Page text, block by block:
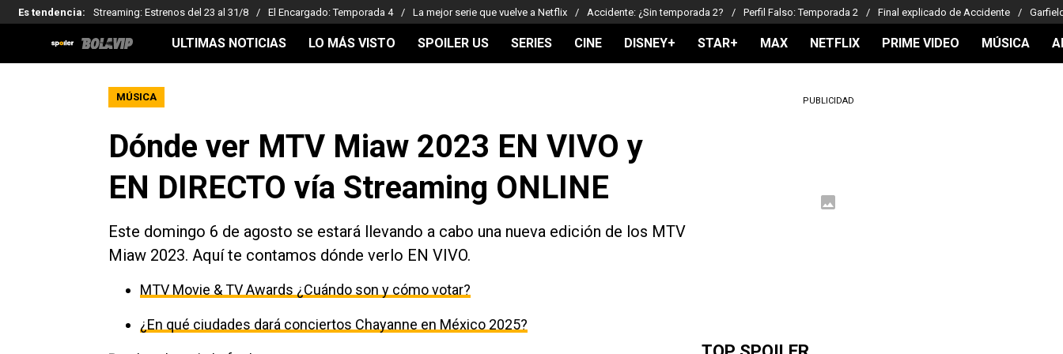
Es tendencia: Streaming: Estrenos del 23 al 31/8 El Encargado: Temporada 4 La mejor serie que vuelve a Netflix Accidente: ¿Sin temporada 2? Perfil Falso: Temporada 2 Final explicado de Accidente
ULTIMAS NOTICIAS LO MÁS VISTO SPOILER US SERIES CINE DISNEY+ STAR+ MAX NETFLIX PRIME VIDEO MÚSICA
MÚSICA
Dónde ver MTV Miaw 2023 EN VIVO y
EN DIRECTO vía Streaming ONLINE
Este domingo 6 de agosto se estará llevando a cabo una nueva edición de los MTV
Miaw 2023. Aquí te contamos dónde verlo EN VIVO.
MTV Movie & TV Awards ¿Cuándo son y cómo votar?
¿En qué ciudades dará conciertos Chayanne en México 2025?
PUBLICIDAD